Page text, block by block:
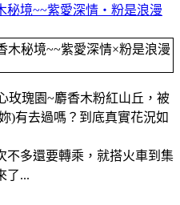
秘境~~紫愛深情‧粉是浪漫
玫瑰園~麝香木粉紅山丘，被
)有去過嗎？到底真實花況如
不多還要轉乘，就搭火車到集
了...